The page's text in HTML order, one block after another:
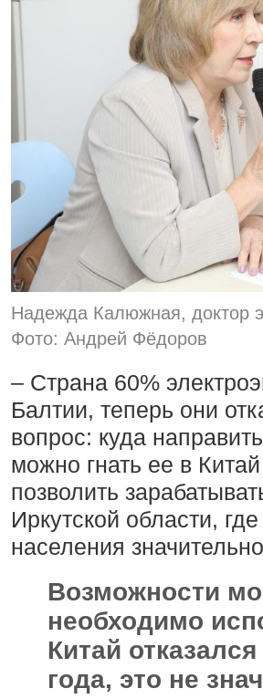
Надежда Калюжная, доктор
Фото: Андрей Фёдоров
– Страна 60%
Балтии, теперь они
вопрос: куда
можно гнать ее в
позволить
Иркутской области,
населения
Возможности
необходимо
Китай
года, это не